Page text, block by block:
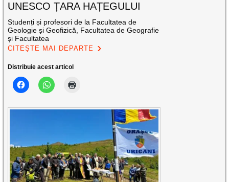
UNESCO ȚARA HAȚEGULUI
Studenți și profesori de la Facultatea de
Geologie și Geofizică, Facultatea de Geografie
și Facultatea
CITEȘTE MAI DEPARTE
Distribuie acest articol